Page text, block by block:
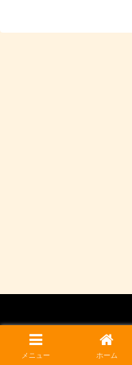
©
メニュー ホーム